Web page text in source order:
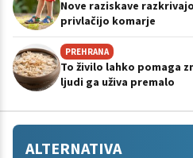
Nove raziskave
privlačijo komarje
PREHRANA
To živilo lahko pomaga
ljudi ga uživa premalo
ALTERNATIVA